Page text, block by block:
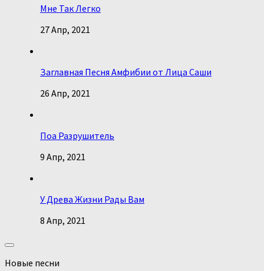
Мне Так Легко
27 Апр, 2021
Заглавная Песня Амфибии от Лица Саши
26 Апр, 2021
Поа Разрушитель
9 Апр, 2021
У Древа Жизни Рады Вам
8 Апр, 2021
Новые песни